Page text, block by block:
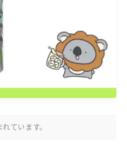
ています。